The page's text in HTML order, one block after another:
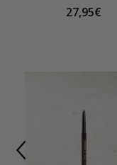
27,95€